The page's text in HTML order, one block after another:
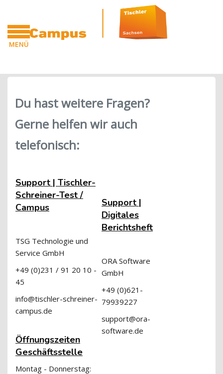
MENÜ
Zum Hauptinhalt
Blöcke
Du hast weitere Fragen?
Gerne helfen wir auch
telefonisch:
Support | Tischler-
Schreiner-Test /
Campus
TSG Technologie und
Service GmbH
+49 (0)231 / 91 20 10 -
45
info@tischler-schreiner-
campus.de
Öffnungszeiten
Geschäftsstelle
Montag - Donnerstag:
Support |
Digitales
Berichtsheft
ORA Software
GmbH
+49 (0)621-
79939227
support@ora-
software.de